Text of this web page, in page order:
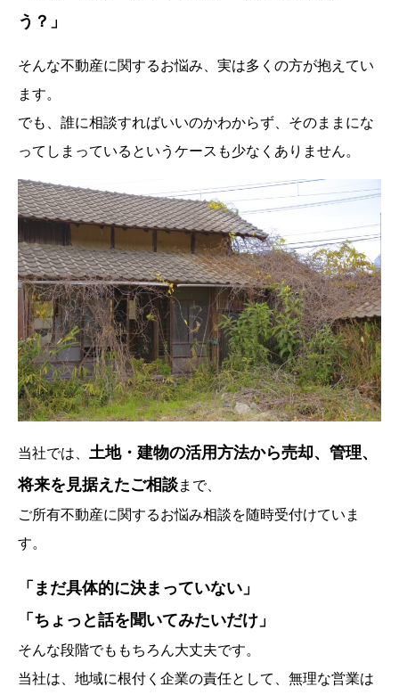
う？」
そんな不動産に関するお悩み、実は多くの方が抱えてい
ます。
でも、誰に相談すればいいのかわからず、そのままにな
ってしまっているというケースも少なくありません。
当社では、 土地・建物の活用方法から売却、管理、
将来を見据えたご相談まで、
ご所有不動産に関するお悩み相談を随時受付けていま
す。
「まだ具体的に決まっていない」
「ちょっと話を聞いてみたいだけ」
そんな段階でももちろん大丈夫です。
当社は、地域に根付く企業の責任として、無理な営業は